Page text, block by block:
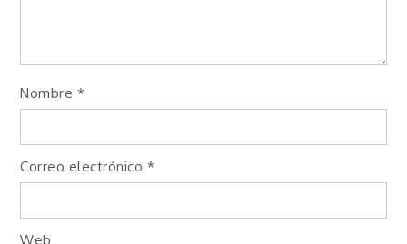
Nombre *
Correo electrónico *
Web